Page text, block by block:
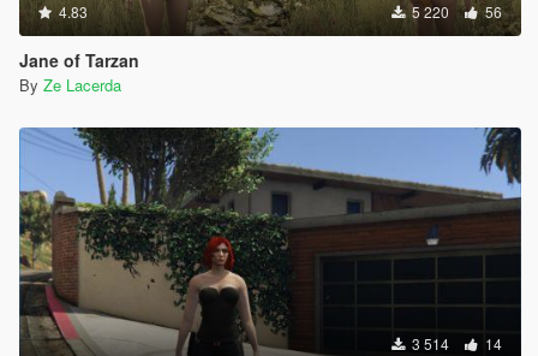
4.83 5 220 56
Jane of Tarzan
By Ze Lacerda
3 514 14